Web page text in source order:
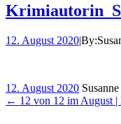
12. August 2020|By:
12. August 2020
← 12 von 12 im August